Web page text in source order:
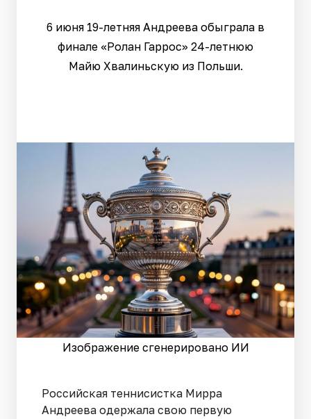
6 июня 19-летняя Андреева обыграла в
финале «Ролан Гаррос» 24-летнюю
Майю Хвалиньскую из Польши.
Изображение сгенерировано ИИ
Российская теннисистка Мирра
Андреева одержала свою первую